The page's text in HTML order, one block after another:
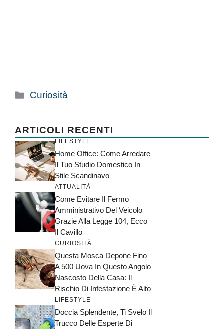
Categorie
Curiosità
ARTICOLI RECENTI
LIFESTYLE
Home Office: Come Arredare
Il Tuo Studio Domestico In
Stile Scandinavo
ATTUALITÀ
Come Evitare Il Fermo
Amministrativo Del Veicolo
Grazie Alla Legge 104, Ecco
Il Cavillo
CURIOSITÀ
Questa Mosca Depone Fino
A 500 Uova In Questo Angolo
Nascosto Della Casa: Il
Rischio Di Infestazione È Alto
LIFESTYLE
Doccia Splendente, Ti Svelo Il
Trucco Delle Esperte Di